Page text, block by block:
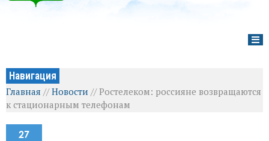
Навигация
Главная //Новости //Ростелеком: россияне возвращаются
к стационарным телефонам
27